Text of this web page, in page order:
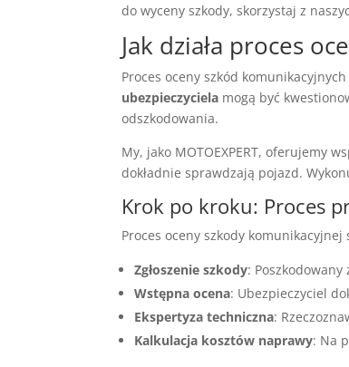
do wyceny szkody, skorzystaj z
Jak działa proces
Proces oceny szkód
ubezpieczyciela mogą być
odszkodowania.
My, jako MOTOEXPERT, oferujemy
dokładnie sprawdzają pojazd.
Krok po kroku: Proces
Proces oceny szkody komunikacyjnej
Zgłoszenie szkody: Poszkodowany
Wstępna ocena: Ubezpieczyciel
Ekspertyza techniczna:
Kalkulacja kosztów naprawy: Na